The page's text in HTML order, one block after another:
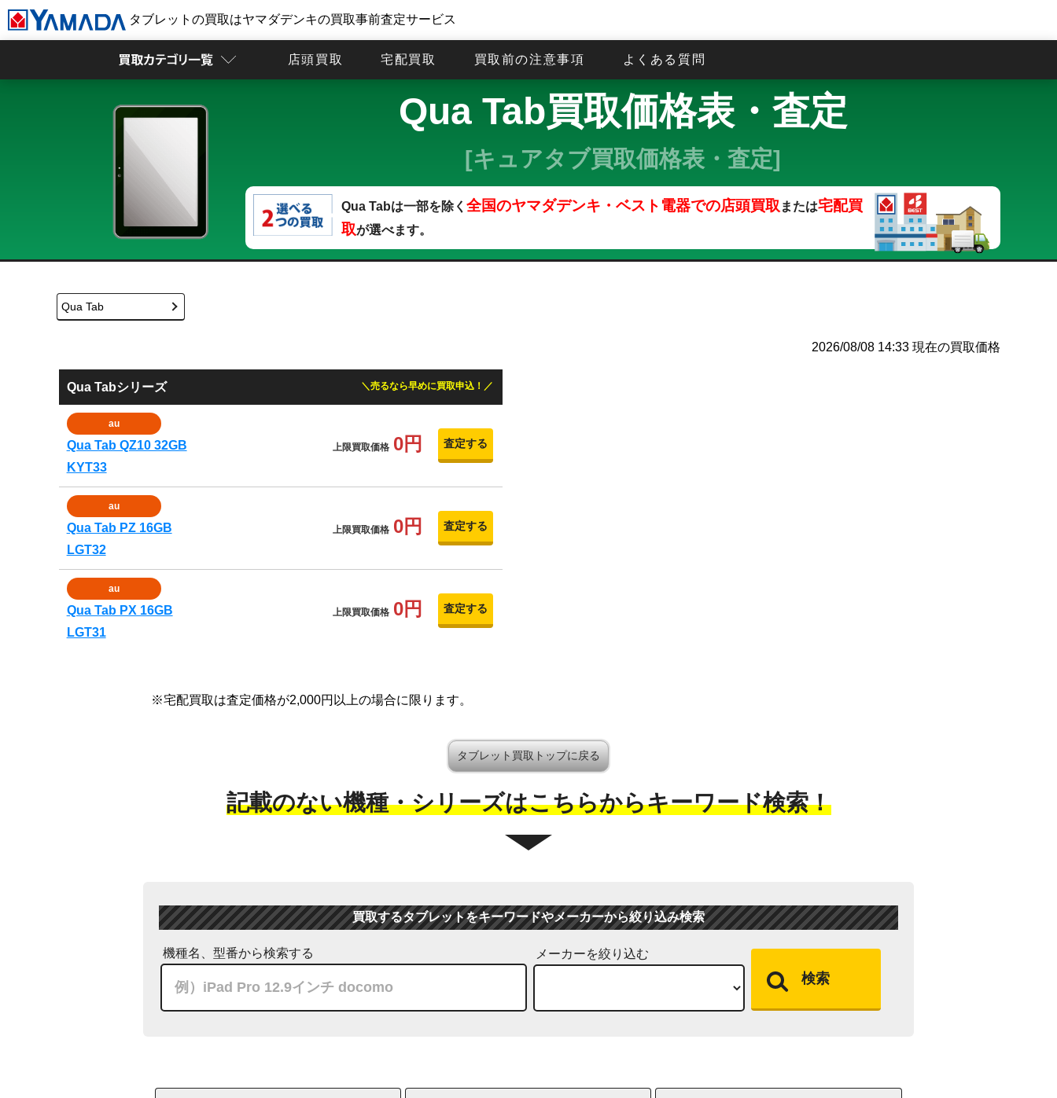
タブレットの買取はヤマダデンキの買取事前査定サービス
店頭買取 宅配買取 買取前の注意事項 よくある質問
Qua Tab買取価格表・査定
[キュアタブ買取価格表・査定]
Qua Tabは一部を除く 全国のヤマダデンキ・ベスト電器での店頭買取 または宅配買
取が選べます。
Qua Tab
2026/08/08 14:33 現在の買取価格
Qua Tabシリーズ 売るなら早めに買取申込！
au
Qua Tab QZ10 32GB
KYT33
上限買取価格 0円 査定する
au
Qua Tab PZ 16GB
LGT32
上限買取価格 0円 査定する
au
Qua Tab PX 16GB
LGT31
上限買取価格 0円 査定する
※宅配買取は査定価格が2,000円以上の場合に限ります。
タブレット買取トップに戻る
記載のない機種・シリーズはこちらからキーワード検索！
買取するタブレットをキーワードやメーカーから絞り込み検索
機種名、型番から検索する メーカーを絞り込む
検索